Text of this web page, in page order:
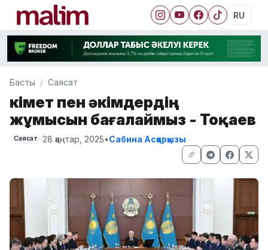
RU
Басты Саясат
Үкімет пен әкімдердің
жұмысын бағалаймыз - Тоқаев
Саясат 28 қаңтар, 2025•Сабина Асқарқызы